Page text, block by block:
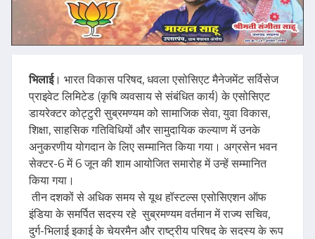
भिलाई। भारत विकास परिषद, धवला एसोसिएट मैनेजमेंट सर्विसेज
प्राइवेट लिमिटेड (कृषि व्यवसाय से संबंधित कार्य) के एसोसिएट
डायरेक्टर कोट्टुरी सुब्रमण्यम को सामाजिक सेवा, युवा विकास,
शिक्षा, साहसिक गतिविधियों और सामुदायिक कल्याण में उनके
अनुकरणीय योगदान के लिए सम्मानित किया गया। अग्रसेन भवन
सेक्टर-6 में 6 जून की शाम आयोजित समारोह में उन्हें सम्मानित
किया गया।
तीन दशकों से अधिक समय से यूथ हॉस्टल्स एसोसिएशन ऑफ
इंडिया के समर्पित सदस्य रहे सुब्रमण्यम वर्तमान में राज्य सचिव,
दुर्ग-भिलाई इकाई के चेयरमैन और राष्ट्रीय परिषद के सदस्य के रूप